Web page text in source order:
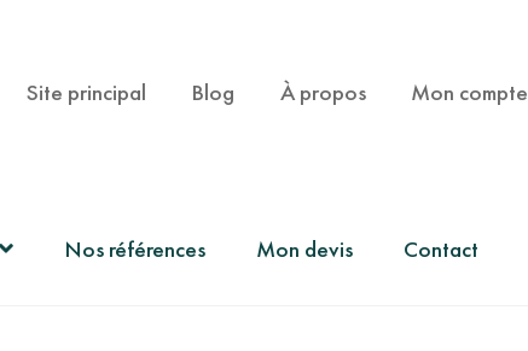
Site principal Blog À propos Mon compte
Nos références Mon devis Contact